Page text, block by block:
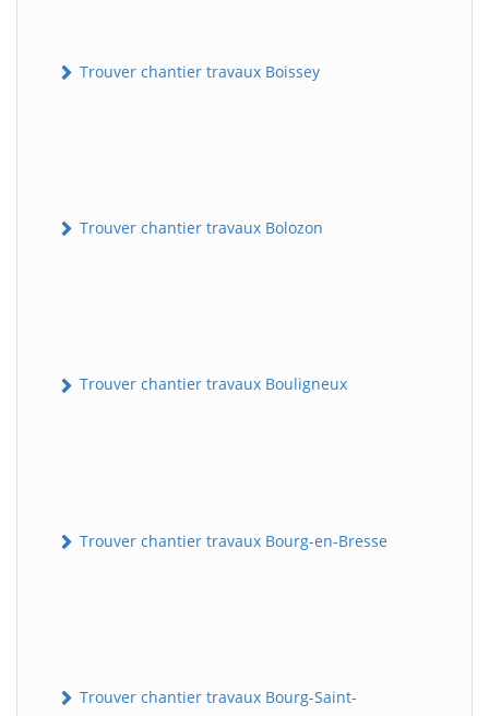
Trouver chantier travaux Boissey
Trouver chantier travaux Bolozon
Trouver chantier travaux Bouligneux
Trouver chantier travaux Bourg-en-Bresse
Trouver chantier travaux Bourg-Saint-